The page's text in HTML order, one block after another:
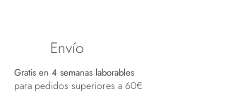
Envío
Gratis en 4 semanas laborables
para pedidos superiores a 60€